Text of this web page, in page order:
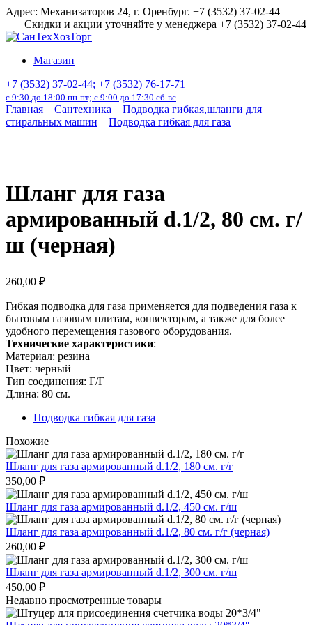
Перейти
содержанию
Адрес: Механизаторов 24, г. Оренбург. +7 (3532) 37-02-44
Скидки и акции уточняйте у менеджера +7 (3532) 37-02-44
Магазин
+7 (3532) 37-02-44; +7 (3532) 76-17-71
с 9:30 до 18:00 пн-пт; с 9:00 до 17:30 сб-вс
Главная Сантехника
Подводка гибкая,шланги для
стиральных машин
Подводка гибкая для газа
Шланг для газа
армированный d.1/2, 80 см. г/
ш (черная)
260,00 ₽
Гибкая подводка для газа применяется для подведения газа к
бытовым газовым плитам, конвекторам, а также для более
удобного перемещения газового оборудования.
Технические характеристики:
Материал: резина
Цвет: черный
Тип соединения: Г/Г
Длина: 80 см.
Подводка гибкая для газа
Похожие
Шланг для газа армированный d.1/2, 180 см. г/г
350,00 ₽
Шланг для газа армированный d.1/2, 450 см. г/ш
Шланг для газа армированный d.1/2, 80 см. г/г (черная)
260,00 ₽
Шланг для газа армированный d.1/2, 300 см. г/ш
450,00 ₽
Недавно просмотренные товары